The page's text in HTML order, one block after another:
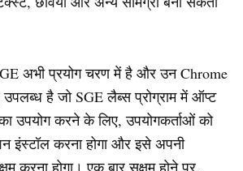
अभी प्रयोग चरण में है और उन Chrome
है जो SGE लैब्स प्रोग्राम में ऑप्ट
उपयोग करने के लिए, उपयोगकर्ताओं को
इंस्टॉल करना होगा और इसे अपनी
करना होगा। एक बार सक्षम होने पर,